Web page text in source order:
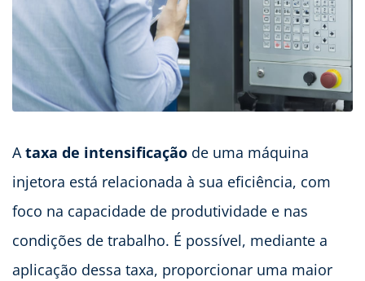
Ataxa de intensificação de uma máquina
injetora está relacionada à sua eficiência, com
foco na capacidade de produtividade e nas
condições de trabalho. É possível, mediante a
aplicação dessa taxa, proporcionar uma maior